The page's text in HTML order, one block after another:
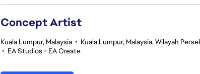
Concept Artist
Kuala Lumpur, Malaysia • Kuala Lumpur, Malaysia, Wilayah
• EA Studios - EA Create